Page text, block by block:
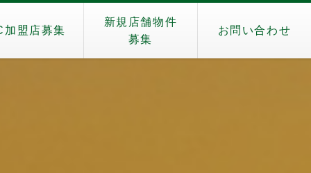
加盟店募集
新規店舗物件
募集
お問い合わせ